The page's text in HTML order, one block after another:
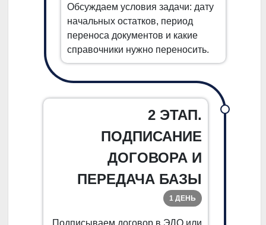
Обсуждаем условия задачи: дату
начальных остатков, период
переноса документов и какие
справочники нужно переносить.
2 ЭТАП.
ПОДПИСАНИЕ
ДОГОВОРА И
ПЕРЕДАЧА БАЗЫ
1 ДЕНЬ
Подписываем договор в ЭДО или